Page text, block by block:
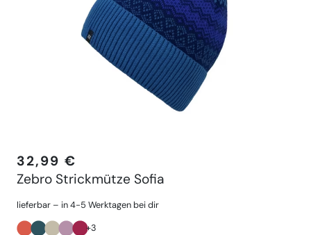
32,99 €
Zebro Strickmütze Sofia
lieferbar – in 4-5 Werktagen bei dir
+3